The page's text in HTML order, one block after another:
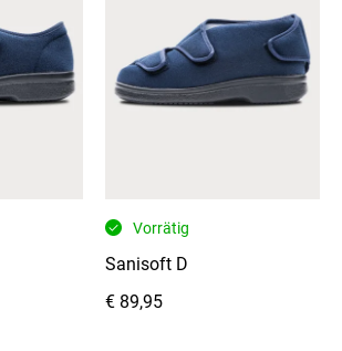
Vorrätig
Sanisoft D
€ 89,95